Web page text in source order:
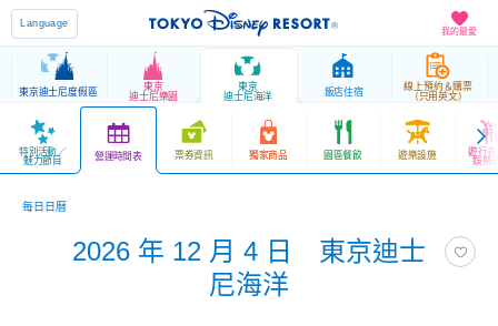
我的最愛
Language
東京迪士尼度假區
東京
迪士尼樂園
東京
迪士尼海洋
飯店住宿
線上預約＆購票
（只用英文）
特別活動／
魅力節目 營運時間表 票券資訊 獨家商品 園區餐飲 遊樂設施 遊行表
娛樂
每日日曆
2026 年 12 月 4 日 東京迪士
尼海洋